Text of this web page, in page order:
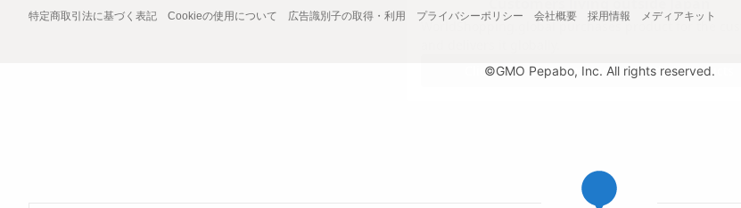
特定商取引法に基づく表記 Cookieの使用について 広告識別子の取得・利用 プライバシーポリシー 会社概要 採用情報 メディアキット
©GMO Pepabo, Inc. All rights reserved.